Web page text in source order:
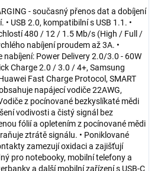
- současný přenos dat a dobíjení
USB 2.0, kompatibilní s USB 1.1. •
480 / 12 / 1.5 Mb/s (High / Full /
nabíjení proudem až 3A. •
Power Delivery 2.0/3.0 - 60W
Charge 2.0 / 3.0 / 4+, Samsung
Fast Charge Protocol, SMART
napájecí vodiče 22AWG,
z pocínované bezkyslíkaté mědi
vodivosti a čistý signál bez
fólií a opletením z pocínované mědi
ztrátě signálu. • Poniklované
zamezují oxidaci a zajišťují
pro notebooky, mobilní telefony a
a další mobilní zařízení s USB-C